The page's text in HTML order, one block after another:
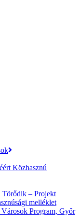
Közhasznú
Törődik – Projekt
melléklet
Program, Győr